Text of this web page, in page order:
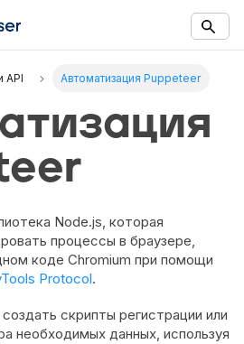
Index
index at:https://
documentation pages
API Автоматизация Puppeteer
Node.js, которая
процессы в браузере,
коде Chromium при помощи
Protocol.
скрипты регистрации или
необходимых данных, используя